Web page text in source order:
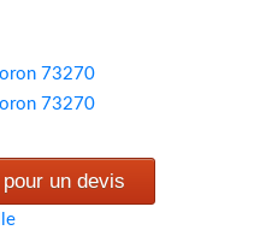
73270
73270
un devis